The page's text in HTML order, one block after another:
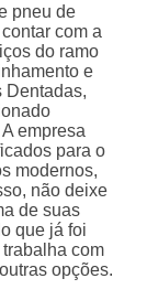
pneu de
com a
do ramo
e
Dentadas,
empresa
para o
modernos,
não deixe
de suas
que já foi
com
opções.